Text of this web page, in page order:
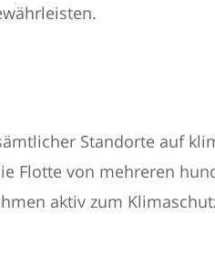
Standorte auf
Flotte von mehreren
aktiv zum